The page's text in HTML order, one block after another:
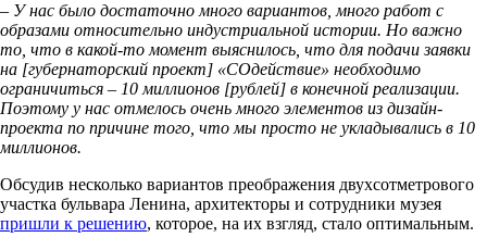
– У нас было достаточно много вариантов, много работ с
образами относительно индустриальной истории. Но важно
то, что в какой-то момент выяснилось, что для подачи заявки
на [губернаторский проект] «СОдействие» необходимо
ограничиться – 10 миллионов [рублей] в конечной реализации.
Поэтому у нас отмелось очень много элементов из дизайн-
проекта по причине того, что мы просто не укладывались в 10
миллионов.
Обсудив несколько вариантов преображения двухсотметрового
участка бульвара Ленина, архитекторы и сотрудники музея
пришли к решению, которое, на их взгляд, стало оптимальным.